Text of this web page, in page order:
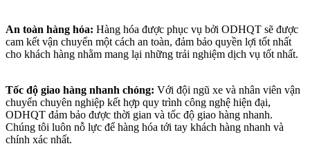
An toàn hàng hóa: Hàng hóa được phục vụ bởi ODHQT sẽ được
cam kết vận chuyển một cách an toàn, đảm bảo quyền lợi tốt nhất
cho khách hàng nhằm mang lại những trải nghiệm dịch vụ tốt nhất.
Tốc độ giao hàng nhanh chóng: Với đội ngũ xe và nhân viên vận
chuyển chuyên nghiệp kết hợp quy trình công nghệ hiện đại,
ODHQT đảm bảo được thời gian và tốc độ giao hàng nhanh.
Chúng tôi luôn nỗ lực để hàng hóa tới tay khách hàng nhanh và
chính xác nhất.